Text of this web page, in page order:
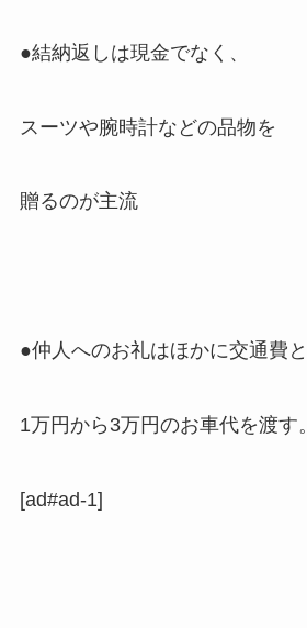
●結納返しは現金でなく、
スーツや腕時計などの品物を
贈るのが主流
●仲人へのお礼はほかに交通費
1万円から3万円のお車代を渡す。
[ad#ad-1]